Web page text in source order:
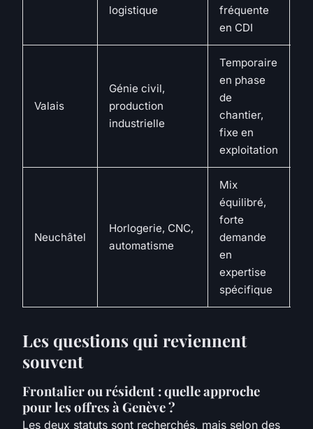
logistique
fréquente
en CDI
Valais
Génie civil,
production
industrielle
Temporaire
en phase
de
chantier,
fixe en
exploitation
Neuchâtel
Horlogerie, CNC,
automatisme
Mix
équilibré,
forte
demande
en
expertise
spécifique
Les questions qui reviennent
souvent
Frontalier ou résident : quelle approche
pour les offres à Genève ?
Les deux statuts sont recherchés, mais selon des